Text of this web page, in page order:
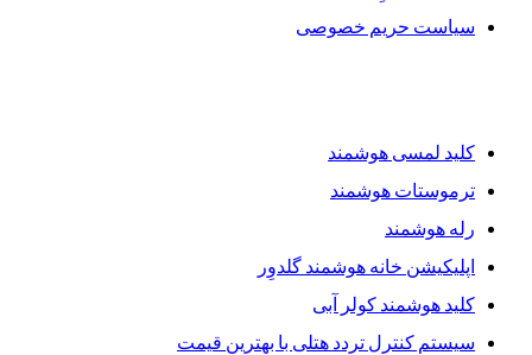
سیاست حریم خصوصی
کلید لمسی هوشمند
ترموستات هوشمند
رله هوشمند
اپلیکیشن خانه هوشمند گلدوِر
کلید هوشمند کولر آبی
سیستم کنترل تردد هتلی با بهترین قیمت